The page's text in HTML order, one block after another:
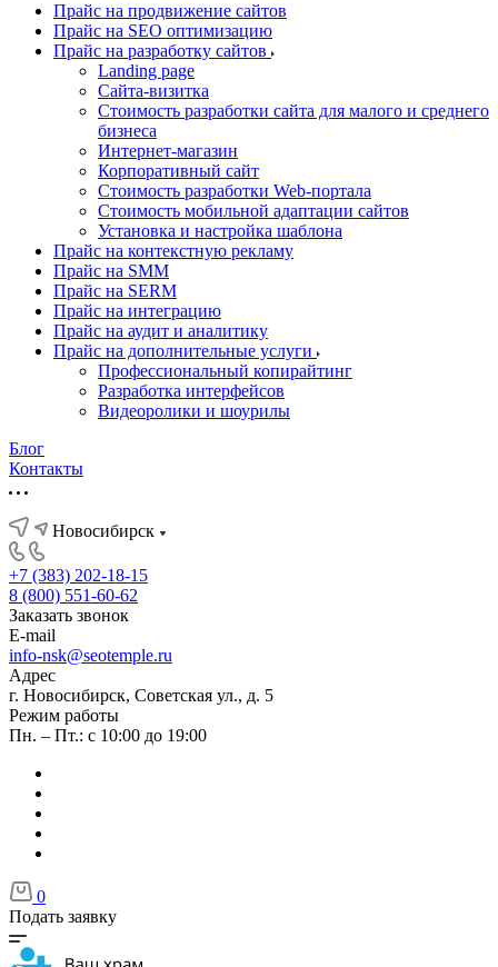
Прайс на продвижение сайтов
Прайс на SEO оптимизацию
Прайс на разработку сайтов
Landing page
Cайта-визитка
Стоимость разработки сайта для малого и среднего
бизнеса
Интернет-магазин
Корпоративный сайт
Стоимость разработки Web-портала
Стоимость мобильной адаптации сайтов
Установка и настройка шаблона
Прайс на контекстную рекламу
Прайс на SMM
Прайс на SERM
Прайс на интеграцию
Прайс на аудит и аналитику
Прайс на дополнительные услуги
Профессиональный копирайтинг
Разработка интерфейсов
Видеоролики и шоурилы
Блог
Контакты
Новосибирск
+7 (383) 202-18-15
8 (800) 551-60-62
Заказать звонок
E-mail
info-nsk@seotemple.ru
Адрес
г. Новосибирск, Советская ул., д. 5
Режим работы
Пн. – Пт.: с 10:00 до 19:00
0
Подать заявку